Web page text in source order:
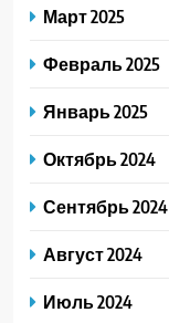
Март 2025
Февраль 2025
Январь 2025
Октябрь 2024
Сентябрь 2024
Август 2024
Июль 2024